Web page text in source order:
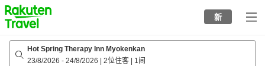
to
top
page
新
Hot Spring Therapy Inn Myokenkan
23/8/2026 - 24/8/2026 2位住客 1间